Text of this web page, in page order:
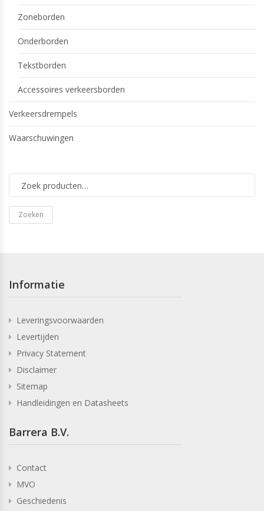
Zoneborden
Onderborden
Tekstborden
Accessoires verkeersborden
Verkeersdrempels
Waarschuwingen
Zoeken
Informatie
Leveringsvoorwaarden
Levertijden
Privacy Statement
Disclaimer
Sitemap
Handleidingen en Datasheets
Barrera B.V.
Contact
MVO
Geschiedenis